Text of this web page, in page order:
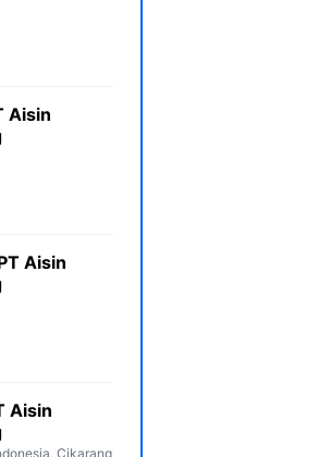
Aisin
Aisin
Aisin
Cikarang